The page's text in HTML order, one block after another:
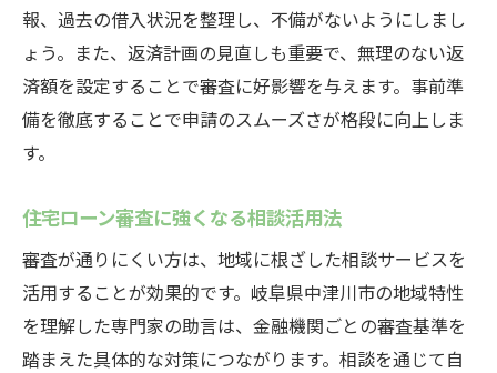
住宅ローン審査に強い相談先の選び方
住宅ローンの相談サービス比較と特徴
住宅ローン審査対策に役立つ無料相談活用
住宅ローン専門家への相談で得られる安心
住宅ローン審査に落ちた後の前向きな対処法
住宅ローン審査落ち後の再挑戦手順ガイド
住宅ローン否決後の信用情報チェック方法
報、過去の借入状況を整理し、不備がないようにしまし
ょう。また、返済計画の見直しも重要で、無理のない返
済額を設定することで審査に好影響を与えます。事前準
備を徹底することで申請のスムーズさが格段に向上しま
す。
住宅ローン審査に強くなる相談活用法
審査が通りにくい方は、地域に根ざした相談サービスを
活用することが効果的です。岐阜県中津川市の地域特性
を理解した専門家の助言は、金融機関ごとの審査基準を
踏まえた具体的な対策につながります。相談を通じて自